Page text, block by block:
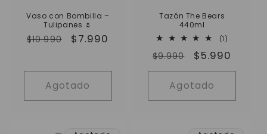
Vaso con Bombilla –
Tulipanes 🌷
Precio
$10.990
Precio
$7.990
Agotado
Tazón The Bears
440ml
(1)
totales
Precio
habitual
$9.990
Precio
de
oferta
$5.990
Agotado